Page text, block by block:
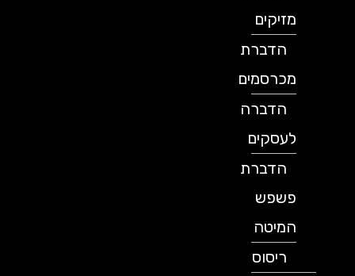
מזיקים
הדברת
מכרסמים
הדברה
לעסקים
הדברת
פשפש
המיטה
ריסוס